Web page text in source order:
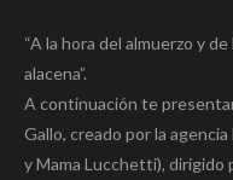
“A la hora del almuerzo y
alacena”.
A continuación te
Gallo, creado por la agencia
y Mama Lucchetti), dirigido